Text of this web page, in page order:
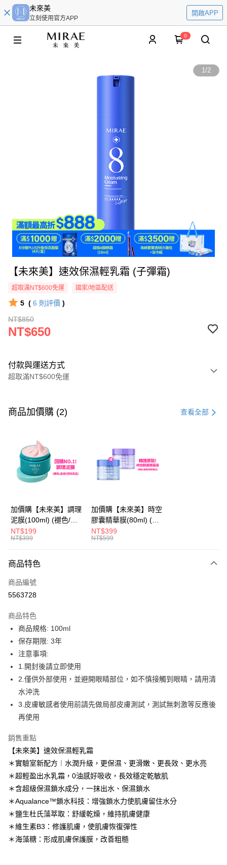
未來美
立刻使用官方APP
開啟APP
0
1/2
【未來美】速效保濕輕乳霜 (子彈霜)
超取滿NT$600免運 國家/地區配送
5 ( 6 則評價 )
NT$850
NT$650
付款與運送方式
超取滿NT$600免運
信用卡一次付款
LINE Pay
Apple Pay
街口支付
悠遊付
AFTEE先享後付
相關說明
便利好安心！
２．便利：只要手機號碼，簡訊認證，即可結帳。
３．安心：先確認商品／服務後，再付款。
【「AFTEE先享後付」結帳流程】
１．於結帳方式選擇「AFTEE先享後付」後，將跳轉至「AFTEE先享後付」
結帳頁面，進行簡訊認證並確認金額後，即可完成結帳。
２．訂單成立數日內，您將收到繳費通知簡訊。
ATM／網路銀行／等多元方式進行付款，方視為交易完成。
※ 請注意：結帳手續完成當下不需立刻繳費，但若您需要取消訂單，請聯絡
購買商品的店家。未經商家同意取消之訂單仍視為有效，需透過AFTEE先享
後付繳納相關費用。
※ 交易是否成功請以「AFTEE先享後付 」之結帳頁面顯示為準，若有關於
是否繳費成功／繳費後需取消欲退款等相關疑問，請聯繫「AFTEE先享後付
１．透過由恩沛科技股份有限公司提供之「AFTEE先享後付」服務完成之交
易，需依本服務之必要範圍內提供個人資料，並將交易相關給付款項請求債
２．關於個人資料處理事宜，請瀏覽以下網址：
https://aftee.tw/terms/#terms3
３．未成年的使用者請事先徵得法定代理人或監護人之同意方可使用
「AFTEE先享後付」，若未經同意申辦者引起之損失，本公司不負相關責
任。
４．使用「AFTEE先享後付」時，將依據個別帳號之用戶狀況，依本公司即
請求用戶進行身份認證。
５．嚴禁一人註冊多個帳號或使用他人資訊註冊。若發現惡意使用之情形，
運送方式
全家取貨付款
付款後全家取貨
每筆NT$100，滿NT$600(含以上)免運費
每筆NT$100，滿NT$600(含以上)免運費
付款後萊爾富取貨
每筆NT$100，滿NT$600(含以上)免運費
每筆NT$100，滿NT$600(含以上)免運費
付款後7-11取貨
每筆NT$100，滿NT$600(含以上)免運費
宅配
每筆NT$100，滿NT$600(含以上)免運費
宅配(離島)
每筆NT$150，滿NT$1,500(含以上)免運費
商品加價購 (2) 查看全部
加價購【未來美】調理
泥膜(100ml) (褪色/盒
損/短效良品)
NT$199
NT$399
加價購【未來美】時空
膠囊精華膜(80ml) (褪
色/盒損/短效良品)
NT$399
NT$599
商品特色
商品編號
5563728
商品特色
商品規格: 100ml
保存期限: 3年
注意事項:
1.開封後請立即使用
2.僅供外部使用，並避開眼睛部位，如不慎接觸到眼睛，請用清
水沖洗
3.皮膚敏感者使用前請先做局部皮膚測試，測試無刺激等反應後
再使用
銷售重點
【未來美】速效保濕輕乳霜
＊實驗室新配方︱水潤升級，更保濕、更滑嫩、更長效、更水亮
＊超輕盈出水乳霜，0油感好吸收，長效穩定乾敏肌
＊含超級保濕鎖水成分，一抹出水、保濕鎖水
＊Aqualance™鎖水科技：增強鎖水力使肌膚留住水分
＊鹽生杜氏藻萃取：舒緩乾燥，維持肌膚健康
＊維生素B3：修護肌膚，使肌膚恢復彈性
＊海藻糖：形成肌膚保護膜，改善粗糙